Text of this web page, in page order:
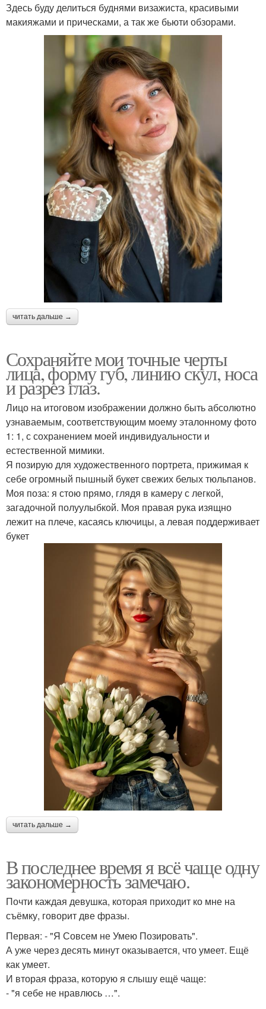
Здесь буду делиться буднями визажиста, красивыми
макияжами и прическами, а так же бьюти обзорами.
читать дальше →
Сохраняйте мои точные черты
лица, форму губ, линию скул, носа
и разрез глаз.
Лицо на итоговом изображении должно быть абсолютно
узнаваемым, соответствующим моему эталонному фото
1: 1, с сохранением моей индивидуальности и
естественной мимики.
Я позирую для художественного портрета, прижимая к
себе огромный пышный букет свежих белых тюльпанов.
Моя поза: я стою прямо, глядя в камеру с легкой,
загадочной полуулыбкой. Моя правая рука изящно
лежит на плече, касаясь ключицы, а левая поддерживает
букет
читать дальше →
В последнее время я всё чаще одну
закономерность замечаю.
Почти каждая девушка, которая приходит ко мне на
съёмку, говорит две фразы.
Первая: - "Я Совсем не Умею Позировать".
А уже через десять минут оказывается, что умеет. Ещё
как умеет.
И вторая фраза, которую я слышу ещё чаще:
- "я себе не нравлюсь …".